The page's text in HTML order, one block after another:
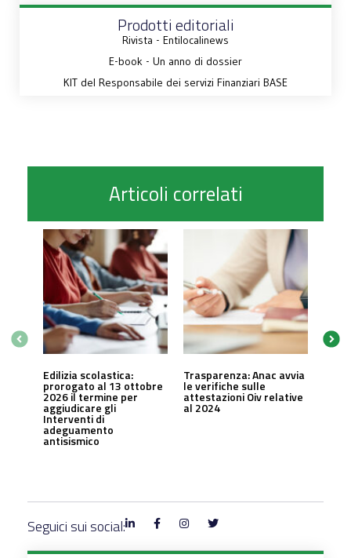
Prodotti editoriali
Rivista - Entilocalinews
E-book - Un anno di dossier
KIT del Responsabile dei servizi Finanziari BASE
Articoli correlati
Edilizia scolastica:
prorogato al 13 ottobre
2026 il termine per
aggiudicare gli
Interventi di
adeguamento
antisismico
Trasparenza: Anac avvia
le verifiche sulle
attestazioni Oiv relative
al 2024
Seguici sui social: